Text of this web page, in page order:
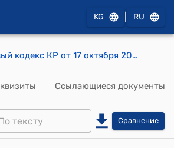
KG RU
Налоговый кодекс КР от 17 октября 2008 года № 230
Ссылающиеся документы
Сравнение